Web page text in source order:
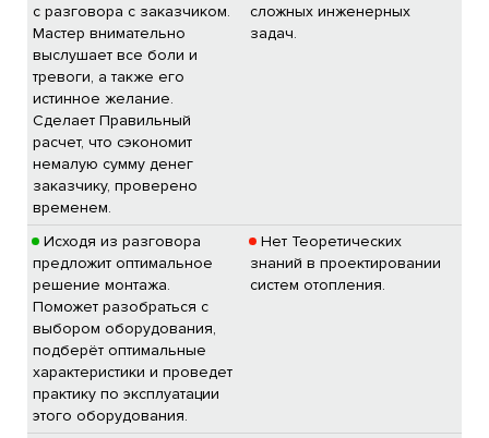
с разговора с заказчиком.
Мастер внимательно
выслушает все боли и
тревоги, а также его
истинное желание.
Сделает Правильный
расчет, что сэкономит
немалую сумму денег
заказчику, проверено
временем.
сложных инженерных
задач.
Исходя из разговора
предложит оптимальное
решение монтажа.
Поможет разобраться с
выбором оборудования,
подберёт оптимальные
характеристики и проведет
практику по эксплуатации
этого оборудования.
Нет Теоретических
знаний в проектировании
систем отопления.